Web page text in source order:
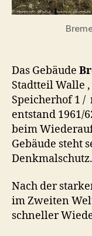
Das Gebäude
Stadtteil Walle
Speicherhof 1 /
entstand 1961/
beim
Gebäude steht
Denkmalschutz.
Nach der
im Zweiten
schneller